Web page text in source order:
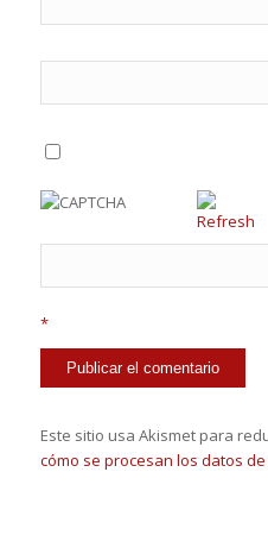
*
Este sitio usa Akismet para
cómo se procesan los datos